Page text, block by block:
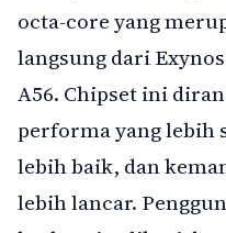
octa-core yang
langsung dari
A56. Chipset ini
performa yang lebih
lebih baik, dan
lebih lancar.